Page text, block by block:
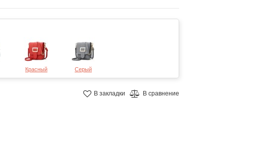
Красный Серый
В закладки В сравнение